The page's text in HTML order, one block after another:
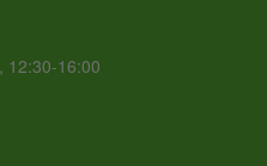
12:30-16:00